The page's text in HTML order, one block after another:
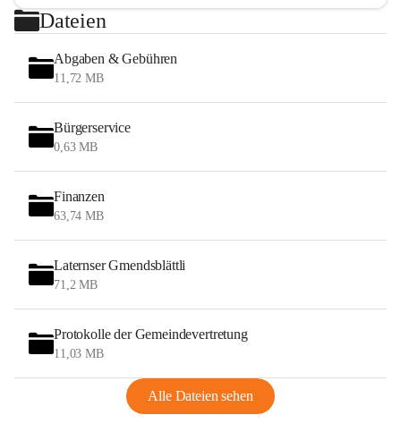
Dateien
Abgaben & Gebühren
11,72 MB
Bürgerservice
0,63 MB
Finanzen
63,74 MB
Laternser Gmendsblättli
71,2 MB
Protokolle der Gemeindevertretung
11,03 MB
Alle Dateien sehen